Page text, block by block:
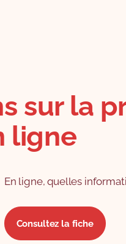
sur la
ligne
En ligne, quelles
Consultez la fiche